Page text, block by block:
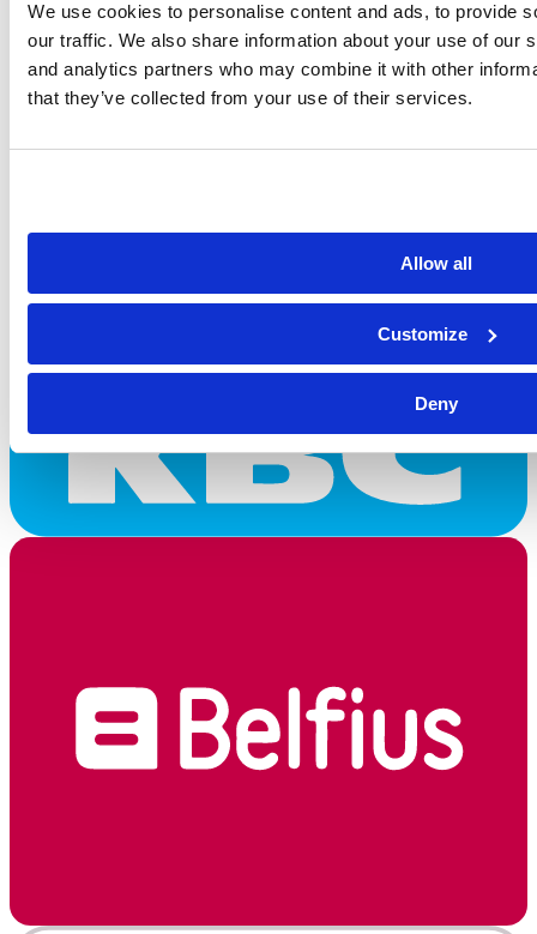
We use cookies to personalise content and ads, to provide
our traffic. We also share information about your use of our
and analytics partners who may combine it with other
that they’ve collected from your use of their services.
Allow all
Customize
Deny